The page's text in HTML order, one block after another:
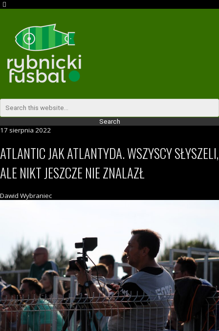
17 sierpnia 2022
ATLANTIC JAK ATLANTYDA. WSZYSCY SŁYSZELI,
ALE NIKT JESZCZE NIE ZNALAZŁ
Dawid Wybraniec